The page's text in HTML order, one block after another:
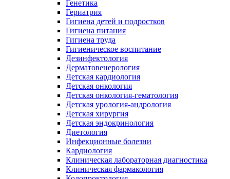
Генетика
Гериатрия
Гигиена детей и подростков
Гигиена питания
Гигиена труда
Гигиеническое воспитание
Дезинфектология
Дерматовенерология
Детская кардиология
Детская онкология
Детская онкология-гематология
Детская урология-андрология
Детская хирургия
Детская эндокринология
Диетология
Инфекционные болезни
Кардиология
Клиническая лабораторная диагностика
Клиническая фармакология